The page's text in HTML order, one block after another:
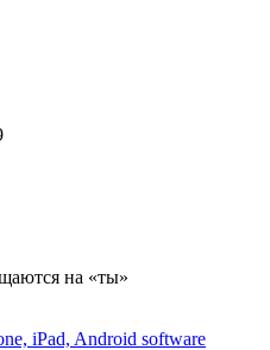
на «ты»
iPad, Android software